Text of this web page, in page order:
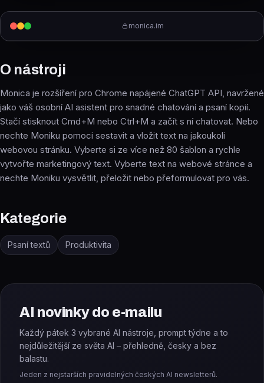
monica.im
O nástroji
Monica je rozšíření pro Chrome napájené ChatGPT API, navržené
jako váš osobní AI asistent pro snadné chatování a psaní kopií.
Stačí stisknout Cmd+M nebo Ctrl+M a začít s ní chatovat. Nebo
nechte Moniku pomoci sestavit a vložit text na jakoukoli
webovou stránku. Vyberte si ze více než 80 šablon a rychle
vytvořte marketingový text. Vyberte text na webové stránce a
nechte Moniku vysvětlit, přeložit nebo přeformulovat pro vás.
Kategorie
Psaní textů Produktivita
AI novinky do e-mailu
Každý pátek 3 vybrané AI nástroje, prompt týdne a to
nejdůležitější ze světa AI – přehledně, česky a bez
balastu.
Jeden z nejstarších pravidelných českých AI newsletterů.